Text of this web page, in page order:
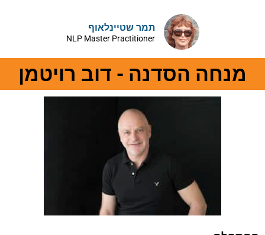
תמר שטיינלאוף
NLP Master Practitioner
מנחה הסדנה - דוב רויטמן